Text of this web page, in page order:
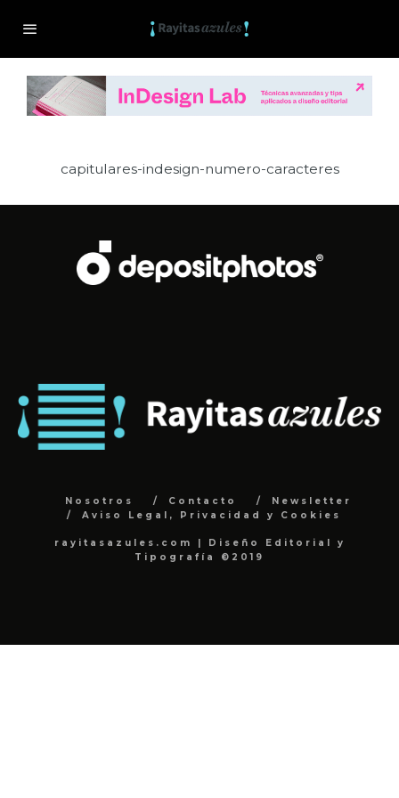
capitulares-indesign-numero-caracteres
Nosotros Contacto
Newsletter
Aviso Legal, Privacidad y Cookies
rayitasazules.com | Diseño Editorial y
Tipografía ©2019